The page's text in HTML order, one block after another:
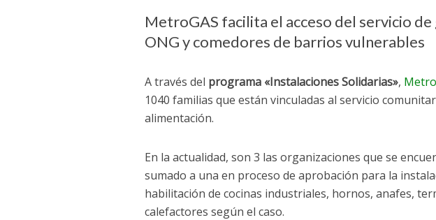
MetroGAS facilita el acceso del servicio de
ONG y comedores de barrios vulnerables
A través del programa «Instalaciones Solidarias»,
1040 familias que están vinculadas al servicio
alimentación.
En la actualidad, son 3 las organizaciones que se
sumado a una en proceso de aprobación para la
habilitación de cocinas industriales, hornos, anafes,
calefactores según el caso.